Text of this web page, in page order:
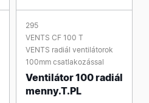
295
VENTS CF 100 T
VENTS radiál ventilátorok
100mm csatlakozással
Ventilátor 100 radiál
menny.T.PL